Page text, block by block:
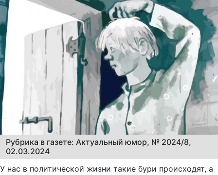
Рубрика в газете: Актуальный юмор, № 2024/8,
02.03.2024
У нас в политической жизни такие бури происходят, а